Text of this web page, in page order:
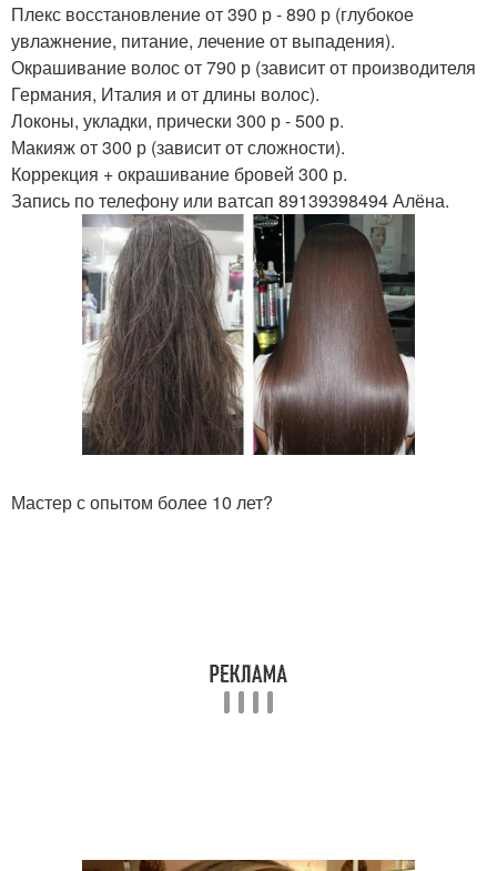
Плекс восстановление от 390 р - 890 р (глубокое
увлажнение, питание, лечение от выпадения).
Окрашивание волос от 790 р (зависит от производителя
Германия, Италия и от длины волос).
Локоны, укладки, прически 300 р - 500 р.
Макияж от 300 р (зависит от сложности).
Коррекция + окрашивание бровей 300 р.
Запись по телефону или ватсап 89139398494 Алёна.
Мастер с опытом более 10 лет?